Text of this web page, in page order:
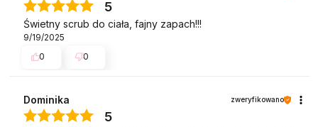
5
Świetny scrub do ciała, fajny zapach!!!
9/19/2025
0
0
Dominika zweryfikowano
5